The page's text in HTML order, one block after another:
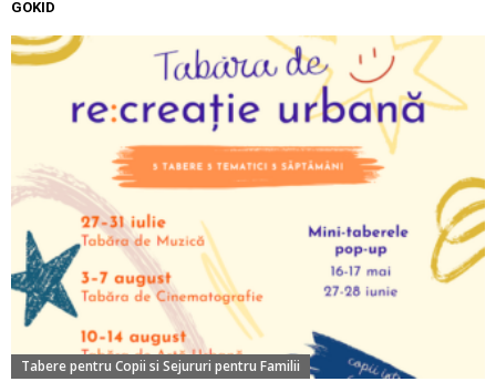
GOKID
Tabere pentru Copii si Sejururi pentru Familii